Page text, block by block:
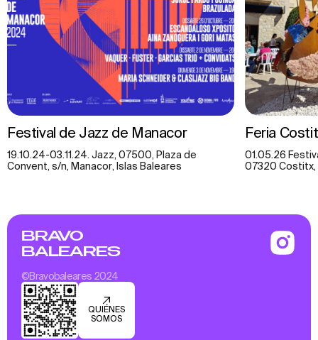
Festival de Jazz de Manacor
19.10.24-03.11.24. Jazz, 07500, Plaza de
Convent, s/n, Manacor, Islas Baleares
Feria
01.05.26
07320 Costitx,
BRAVO
BALEARES
©Bravobaleares 2024
QUIÉNES
SOMOS